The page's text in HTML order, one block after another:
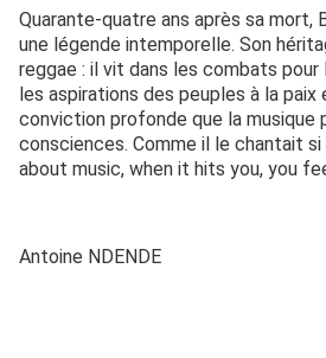
Quarante-quatre ans après sa mort,
une légende intemporelle. Son
reggae : il vit dans les combats pour
les aspirations des peuples à la
conviction profonde que la musique
consciences. Comme il le chantait si
about music, when it hits you, you
Antoine NDENDE